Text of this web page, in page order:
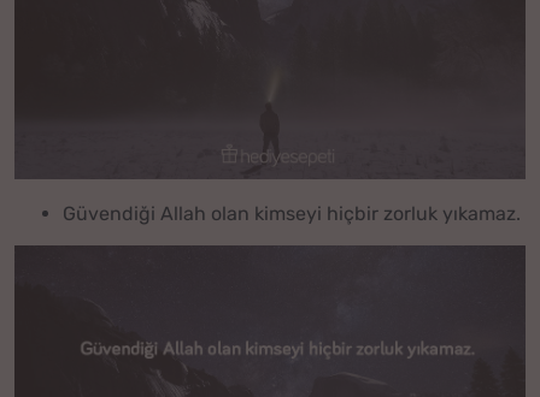
Güvendiği Allah olan kimseyi hiçbir zorluk yıkamaz.